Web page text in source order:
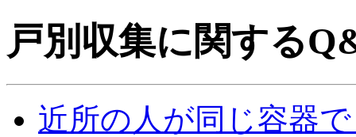
戸別収集に関する
近所の人が同じ容器